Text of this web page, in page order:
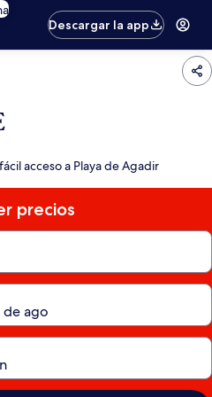
Descargar la app
acceso a Playa de Agadir
precios